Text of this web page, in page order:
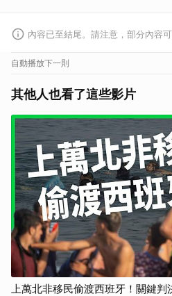
內容已至結尾。請注意，部分內容可
自動播放下一則
其他人也看了這些影片
上萬北非移民偷渡西班牙！關鍵判